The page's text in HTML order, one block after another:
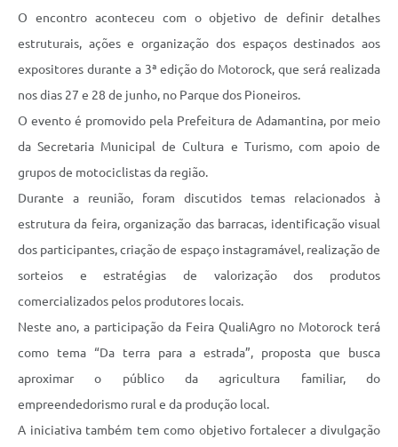
O encontro aconteceu com o objetivo de definir detalhes
estruturais, ações e organização dos espaços destinados aos
expositores durante a 3ª edição do Motorock, que será realizada
nos dias 27 e 28 de junho, no Parque dos Pioneiros.
O evento é promovido pela Prefeitura de Adamantina, por meio
da Secretaria Municipal de Cultura e Turismo, com apoio de
grupos de motociclistas da região.
Durante a reunião, foram discutidos temas relacionados à
estrutura da feira, organização das barracas, identificação visual
dos participantes, criação de espaço instagramável, realização de
sorteios e estratégias de valorização dos produtos
comercializados pelos produtores locais.
Neste ano, a participação da Feira QualiAgro no Motorock terá
como tema “Da terra para a estrada”, proposta que busca
aproximar o público da agricultura familiar, do
empreendedorismo rural e da produção local.
A iniciativa também tem como objetivo fortalecer a divulgação